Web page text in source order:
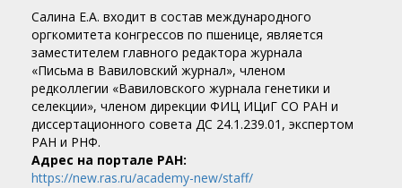
Салина Е.А. входит в состав международного
оргкомитета конгрессов по пшенице, является
заместителем главного редактора журнала
«Письма в Вавиловский журнал», членом
редколлегии «Вавиловского журнала генетики и
селекции», членом дирекции ФИЦ ИЦиГ СО РАН и
диссертационного совета ДС 24.1.239.01, экспертом
РАН и РНФ.
Адрес на портале РАН:
https://new.ras.ru/academy-new/staff/